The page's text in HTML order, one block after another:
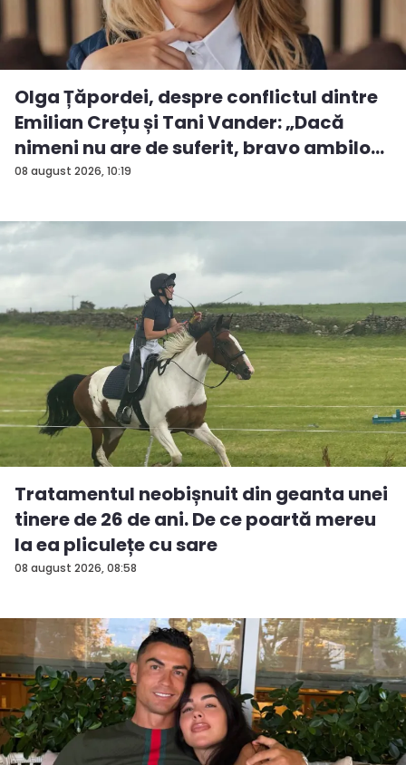
08 august 2026, 10:19
Olga Țăpordei, despre conflictul dintre
Emilian Crețu și Tani Vander: „Dacă
nimeni nu are de suferit, bravo ambilo...
08 august 2026, 08:58
Tratamentul neobișnuit din geanta unei
tinere de 26 de ani. De ce poartă mereu
la ea pliculețe cu sare